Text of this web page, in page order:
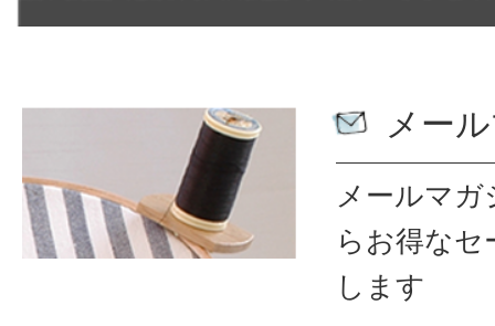
メー
メールマ
ら お得なセ
します